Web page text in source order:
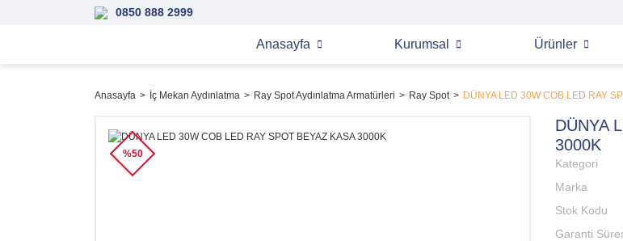
0850 888 2999
Anasayfa Kurumsal Ürünler
Anasayfa İç Mekan Aydınlatma Ray Spot Aydınlatma Armatürleri Ray Spot DÜNYA LED 30W COB LED RAY
%50
DÜNYA
3000K
Kategori
Marka
Stok Kodu
Garanti